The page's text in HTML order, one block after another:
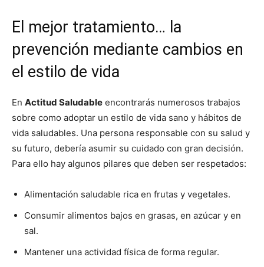
El mejor tratamiento… la
prevención mediante cambios en
el estilo de vida
En Actitud Saludable encontrarás numerosos trabajos
sobre como adoptar un estilo de vida sano y hábitos de
vida saludables. Una persona responsable con su salud y
su futuro, debería asumir su cuidado con gran decisión.
Para ello hay algunos pilares que deben ser respetados:
Alimentación saludable rica en frutas y vegetales.
Consumir alimentos bajos en grasas, en azúcar y en
sal.
Mantener una actividad física de forma regular.